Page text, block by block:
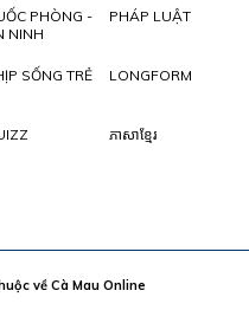
PHÒNG -
NINH
PHÁP LUẬT
SỐNG TRẺ LONGFORM
ភាសាខ្មែរ
về Cà Mau Online